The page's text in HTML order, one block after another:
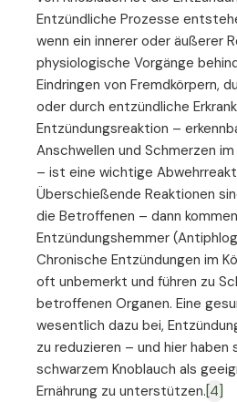
Entzündliche Prozesse
wenn ein innerer oder äußerer
physiologische Vorgänge
Eindringen von Fremdkörpern,
oder durch entzündliche
Entzündungsreaktion –
Anschwellen und Schmerzen
– ist eine wichtige
Überschießende Reaktionen
die Betroffenen – dann
Entzündungshemmer
Chronische Entzündungen im
oft unbemerkt und führen zu
betroffenen Organen. Eine
wesentlich dazu bei,
zu reduzieren – und hier haben
schwarzem Knoblauch als
Ernährung zu unterstützen. [4]